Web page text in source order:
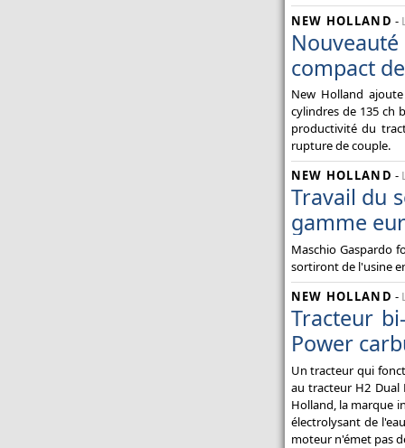
NEW HOLLAND -
compact
New Holland
cylindres de 135 ch
productivité du
rupture de couple.
NEW HOLLAND -
Travail du
gamme
Maschio Gaspardo
sortiront de l'usine
NEW HOLLAND -
Tracteur
Power
Un tracteur qui
au tracteur H2 Dual
Holland, la marque
électrolysant de
moteur n'émet pas